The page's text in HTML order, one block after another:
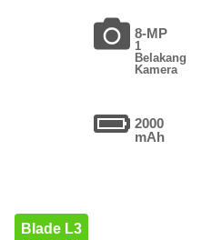
8-MP
1
Belakang
Kamera
2000
mAh
Blade L3